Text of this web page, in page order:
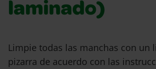
laminado)
Limpie todas las manchas con un
pizarra de acuerdo con las